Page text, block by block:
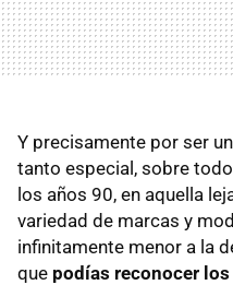
Y precisamente por ser
tanto especial, sobre
los años 90, en aquella
variedad de marcas y
infinitamente menor a la
que podías reconocer